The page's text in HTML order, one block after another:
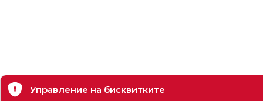
Управление на бисквитките